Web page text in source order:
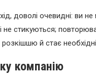
доволі очевидні: ви
не стикуються;
розкішшю й стає
компанію